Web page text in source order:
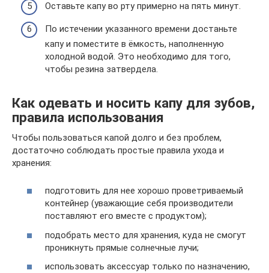
Оставьте капу во рту примерно на пять минут.
По истечении указанного времени достаньте
капу и поместите в ёмкость, наполненную
холодной водой. Это необходимо для того,
чтобы резина затвердела.
Как одевать и носить капу для зубов,
правила использования
Чтобы пользоваться капой долго и без проблем,
достаточно соблюдать простые правила ухода и
хранения:
подготовить для нее хорошо проветриваемый
контейнер (уважающие себя производители
поставляют его вместе с продуктом);
подобрать место для хранения, куда не смогут
проникнуть прямые солнечные лучи;
использовать аксессуар только по назначению,